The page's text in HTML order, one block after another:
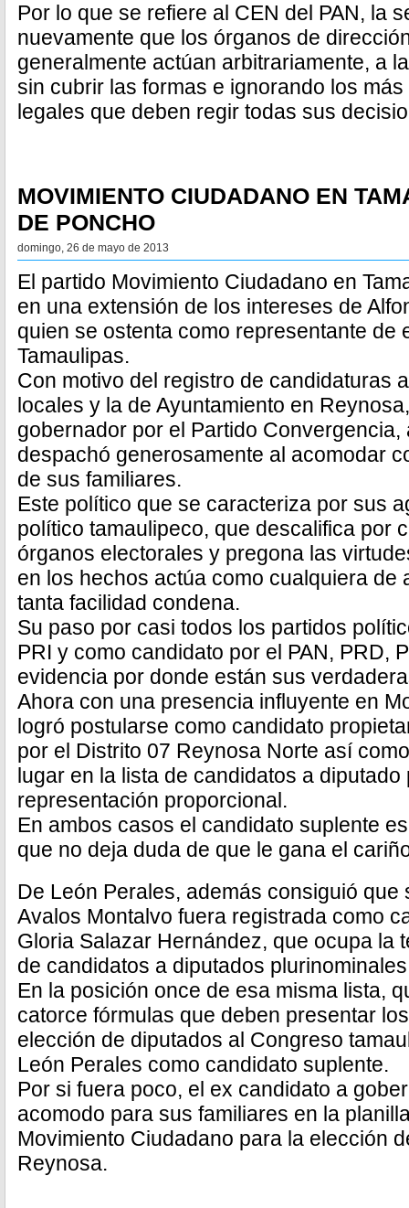
Por lo que se refiere al CEN del PAN, la
nuevamente que los órganos de
generalmente actúan arbitrariamente, a
sin cubrir las formas e ignorando los
legales que deben regir todas sus
MOVIMIENTO CIUDADANO EN
DE PONCHO
domingo, 26 de mayo de 2013
El partido Movimiento Ciudadano en
en una extensión de los intereses de
quien se ostenta como representante de
Tamaulipas.
Con motivo del registro de candidaturas
locales y la de Ayuntamiento en
gobernador por el Partido
despachó generosamente al acomodar
de sus familiares.
Este político que se caracteriza por sus
político tamaulipeco, que descalifica por
órganos electorales y pregona las
en los hechos actúa como cualquiera de
tanta facilidad condena.
Su paso por casi todos los partidos
PRI y como candidato por el PAN, PRD,
evidencia por donde están sus
Ahora con una presencia influyente en
logró postularse como candidato
por el Distrito 07 Reynosa Norte así
lugar en la lista de candidatos a
representación proporcional.
En ambos casos el candidato suplente
que no deja duda de que le gana el
De León Perales, además consiguió
Avalos Montalvo fuera registrada como
Gloria Salazar Hernández, que ocupa la
de candidatos a diputados
En la posición once de esa misma lista,
catorce fórmulas que deben presentar
elección de diputados al Congreso
León Perales como candidato suplente.
Por si fuera poco, el ex candidato a
acomodo para sus familiares en la
Movimiento Ciudadano para la elección
Reynosa.